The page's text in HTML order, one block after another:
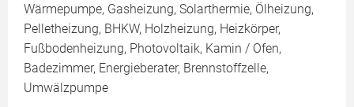
Wärmepumpe, Gasheizung, Solarthermie, Ölheizung,
Pelletheizung, BHKW, Holzheizung, Heizkörper,
Fußbodenheizung, Photovoltaik, Kamin / Ofen,
Badezimmer, Energieberater, Brennstoffzelle,
Umwälzpumpe